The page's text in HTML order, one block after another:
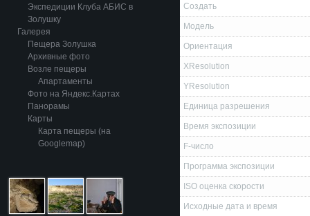
Экспедиции Клуба АБИС в
Золушку
Галерея
Пещера Золушка
Архивные фото
Возле пещеры
Апартаменты
Фото на Яндекс.Картах
Панорамы
Карты
Карта пещеры (на
Googlemap)
Создать
Модель
Ориентация
XResolution
YResolution
Единица разрешения
Время экспозиции
F-число
Программа экспозиции
ISO оценка скорости
Исходные дата и время